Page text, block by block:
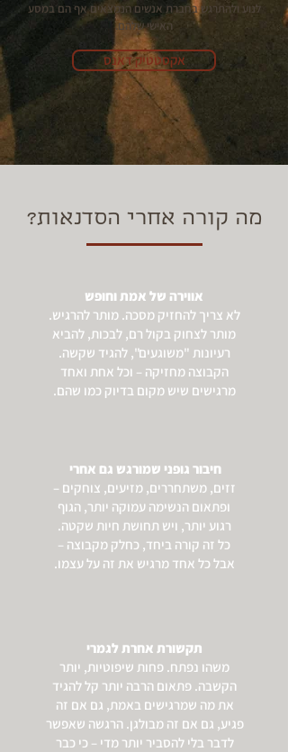
לנוע ולהתרגש בחברת אנשים הנמצאים אף הם במסע
האישי שלהם.
אקסטטיק דאנס
מה קורה אחרי הסדנאות?
אווירה של אמת וחופש
לא צריך להחזיק מסכה. מותר להרגיש.
מותר לצחוק בקול רם, לבכות, להביא
רעיונות "משוגעים", להגיד שקשה.
הקבוצה מחזיקה – וכל אחת ואחד
מרגישים שיש מקום בדיוק כמו שהם.
חיבור גופני שמורגש גם אחרי
זזים, משתחררים, מזיעים, צוחקים –
ופתאום הנשימה עמוקה יותר, הגוף
רגוע יותר, ויש תחושת חיות שקטה.
כל זה קורה ביחד, כחלק מקבוצה –
אבל כל אחד מרגיש את זה על עצמו.
תקשורת אחרת לגמרי
משהו נפתח. פחות שיפוטיות, יותר
הקשבה. פתאום הרבה יותר קל להגיד
את מה שמרגישים באמת, גם אם זה
פגיע, גם אם זה מבולגן. הרגשה שאפשר
לדבר בלי להסביר יותר מדי – כי כבר